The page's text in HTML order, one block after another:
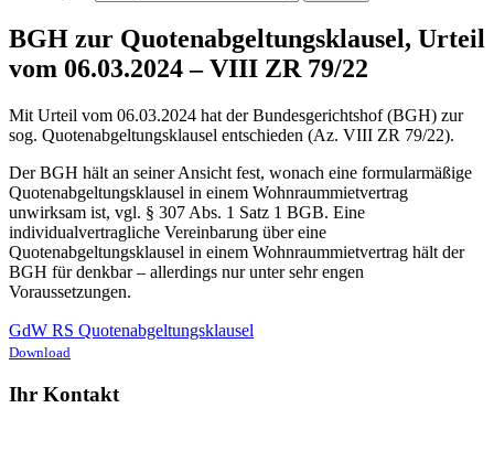
BGH zur Quotenabgeltungsklausel, Urteil
vom 06.03.2024 – VIII ZR 79/22
Mit Urteil vom 06.03.2024 hat der Bundesgerichtshof (BGH) zur
sog. Quotenabgeltungsklausel entschieden (Az. VIII ZR 79/22).
Der BGH hält an seiner Ansicht fest, wonach eine formularmäßige
Quotenabgeltungsklausel in einem Wohnraummietvertrag
unwirksam ist, vgl. § 307 Abs. 1 Satz 1 BGB. Eine
individualvertragliche Vereinbarung über eine
Quotenabgeltungsklausel in einem Wohnraummietvertrag hält der
BGH für denkbar – allerdings nur unter sehr engen
Voraussetzungen.
GdW RS Quotenabgeltungsklausel
Download
Ihr Kontakt